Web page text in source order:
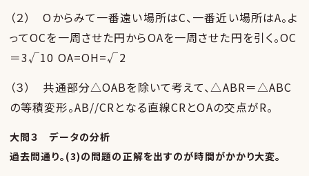
（２） Oからみて一番遠い場所はC、一番近い場所はA。よ
ってOCを一周させた円からOAを一周させた円を引く。OC
＝3√10 OA=OH=√2
（３） 共通部分△OABを除いて考えて、△ABR＝△ABC
の等積変形。AB//CRとなる直線CRとOAの交点がR。
大問３ データの分析
過去問通り。(3)の問題の正解を出すのが時間がかかり大変。